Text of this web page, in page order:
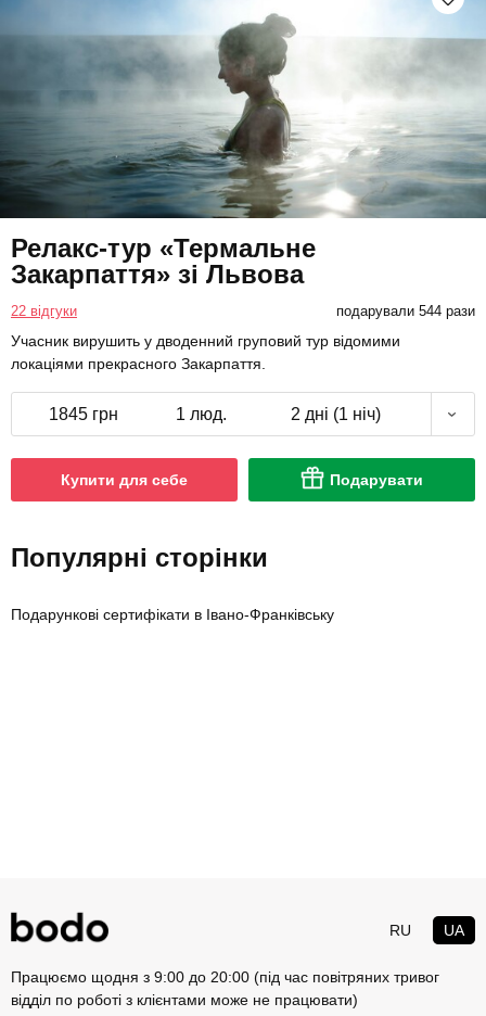
Релакс-тур «Термальне
Закарпаття» зі Львова
22 відгуки подарували 544 рази
Учасник вирушить у дводенний груповий тур відомими
локаціями прекрасного Закарпаття.
1845 грн 1 люд. 2 дні (1 ніч)
Купити для себе Подарувати
Популярні сторінки
Подарункові сертифікати в Івано-Франківську
RU UA
Працюємо щодня з 9:00 до 20:00 (під час повітряних тривог
відділ по роботі з клієнтами може не працювати)